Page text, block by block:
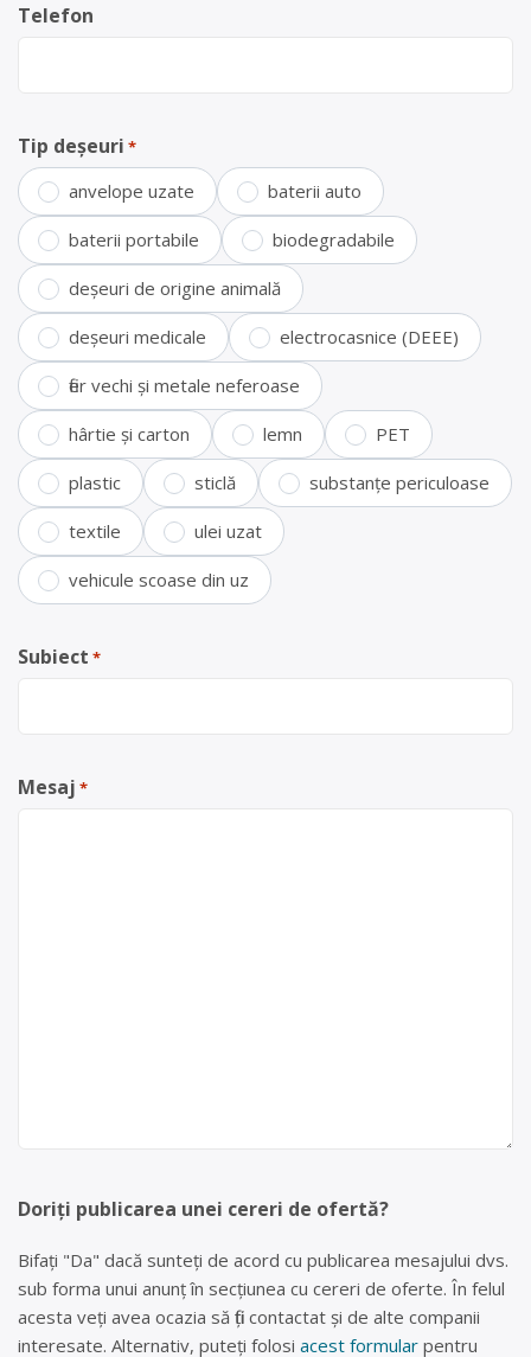
Telefon
Tip deșeuri *
anvelope uzate baterii auto
baterii portabile biodegradabile
deșeuri de origine animală
deșeuri medicale electrocasnice (DEEE)
fier vechi și metale neferoase
hârtie și carton lemn PET
plastic sticlă substanțe periculoase
textile ulei uzat
vehicule scoase din uz
Subiect *
Mesaj *
Doriți publicarea unei cereri de ofertă?
Bifați "Da" dacă sunteți de acord cu publicarea mesajului dvs.
sub forma unui anunț în secțiunea cu cereri de oferte. În felul
acesta veți avea ocazia să fiți contactat și de alte companii
interesate. Alternativ, puteți folosi acest formular pentru